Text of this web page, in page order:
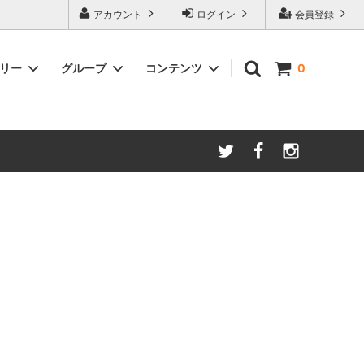
会員登録
ログイン
アカウント
0
ー
手動ミル
アイスコーヒー
グループ
Kalita/カリタ
コンテンツ